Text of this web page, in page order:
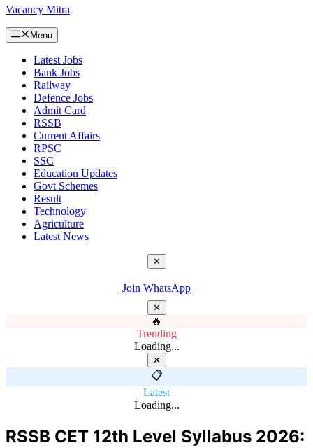
Vacancy Mitra
Menu
Latest Jobs
Bank Jobs
Railway
Defence Jobs
Admit Card
RSSB
Current Affairs
RPSC
SSC
Education Updates
Govt Schemes
Result
Technology
Agriculture
Latest News
✕
Join WhatsApp
✕
🔥
Trending
Loading...
✕
📋
Latest
Loading...
RSSB CET 12th Level Syllabus 2026: